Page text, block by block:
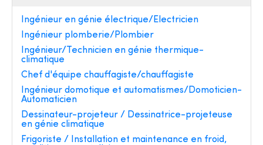
Ingénieur en génie électrique/Electricien
Ingénieur plomberie/Plombier
Ingénieur/Technicien en génie thermique-
climatique
Chef d'équipe chauffagiste/chauffagiste
Ingénieur domotique et automatismes/Domoticien-
Automaticien
Dessinateur-projeteur / Dessinatrice-projeteuse
en génie climatique
Frigoriste / Installation et maintenance en froid,